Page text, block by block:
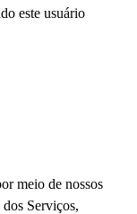
este usuário
meio de nossos
Serviços,